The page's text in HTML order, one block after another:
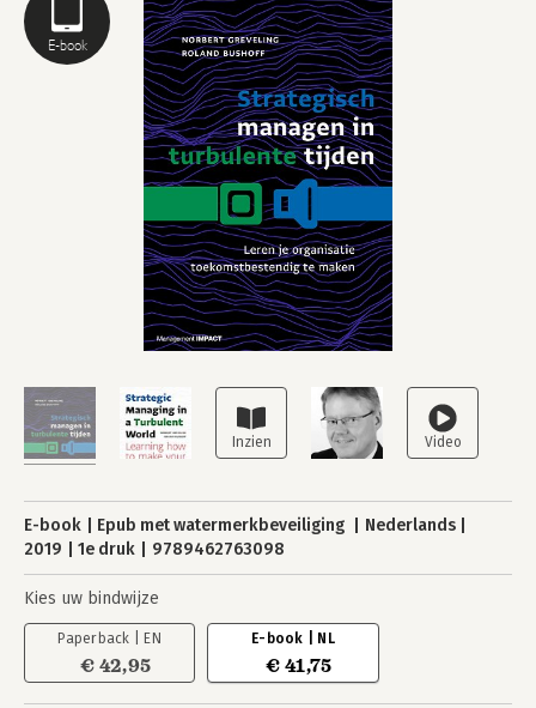
E-book
E-book Epub met watermerkbeveiliging
Nederlands
2019
1e druk 9789462763098
Kies uw bindwijze
Paperback | EN
€ 42,95
E-book | NL
€ 41,75